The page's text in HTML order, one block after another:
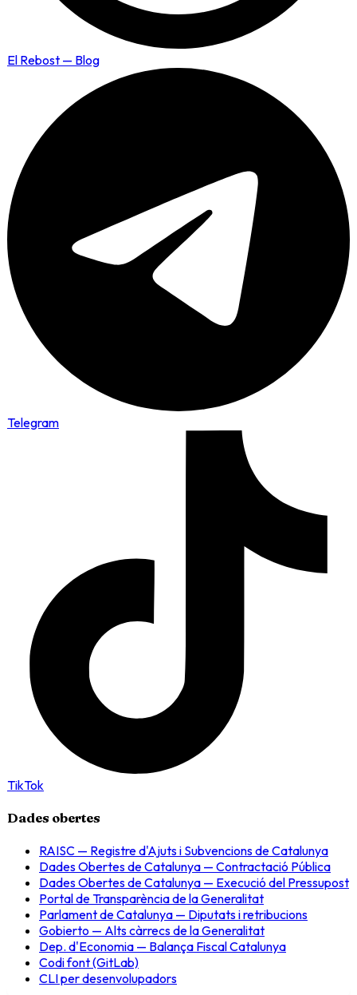
El Rebost — Blog
Telegram
TikTok
Dades obertes
RAISC — Registre d'Ajuts i Subvencions de Catalunya
Dades Obertes de Catalunya — Contractació Pública
Dades Obertes de Catalunya — Execució del Pressupost
Portal de Transparència de la Generalitat
Parlament de Catalunya — Diputats i retribucions
Gobierto — Alts càrrecs de la Generalitat
Dep. d'Economia — Balança Fiscal Catalunya
Codi font (GitLab)
CLI per desenvolupadors